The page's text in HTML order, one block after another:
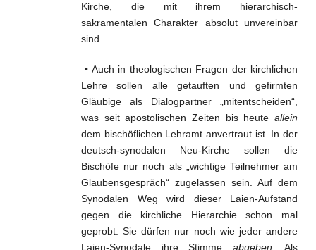
Kirche, die mit ihrem hierarchisch-
sakramentalen Charakter absolut unvereinbar
sind.
• Auch in theologischen Fragen der kirchlichen
Lehre sollen alle getauften und gefirmten
Gläubige als Dialogpartner „mitentscheiden“,
was seit apostolischen Zeiten bis heute allein
dem bischöflichen Lehramt anvertraut ist. In der
deutsch-synodalen Neu-Kirche sollen die
Bischöfe nur noch als „wichtige Teilnehmer am
Glaubensgespräch“ zugelassen sein. Auf dem
Synodalen Weg wird dieser Laien-Aufstand
gegen die kirchliche Hierarchie schon mal
geprobt: Sie dürfen nur noch wie jeder andere
Laien-Synodale ihre Stimme abgeben . Als